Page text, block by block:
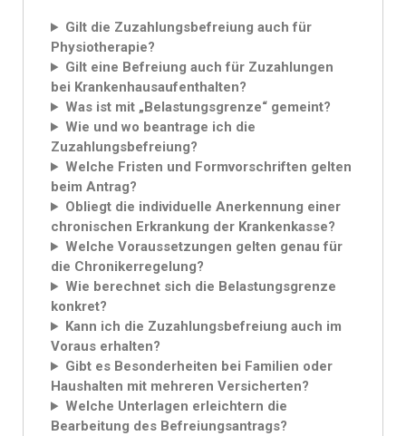
Gilt die Zuzahlungsbefreiung auch für
Physiotherapie?
Gilt eine Befreiung auch für Zuzahlungen
bei Krankenhausaufenthalten?
Was ist mit „Belastungsgrenze“ gemeint?
Wie und wo beantrage ich die
Zuzahlungsbefreiung?
Welche Fristen und Formvorschriften gelten
beim Antrag?
Obliegt die individuelle Anerkennung einer
chronischen Erkrankung der Krankenkasse?
Welche Voraussetzungen gelten genau für
die Chronikerregelung?
Wie berechnet sich die Belastungsgrenze
konkret?
Kann ich die Zuzahlungsbefreiung auch im
Voraus erhalten?
Gibt es Besonderheiten bei Familien oder
Haushalten mit mehreren Versicherten?
Welche Unterlagen erleichtern die
Bearbeitung des Befreiungsantrags?